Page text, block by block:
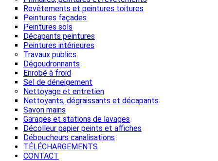
Revêtements et peintures toitures
Peintures façades
Peintures sols
Décapants peintures
Peintures intérieures
Travaux publics
Dégoudronnants
Enrobé à froid
Sel de déneigement
Nettoyage et entretien
Nettoyants, dégraissants et décapants
Savon mains
Garages et stations de lavages
Décolleur papier peints et affiches
Déboucheurs canalisations
TÉLÉCHARGEMENTS
CONTACT